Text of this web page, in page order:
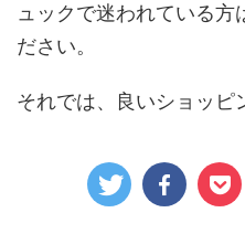
ュックで迷われている方
ださい。
それでは、良いショッピ